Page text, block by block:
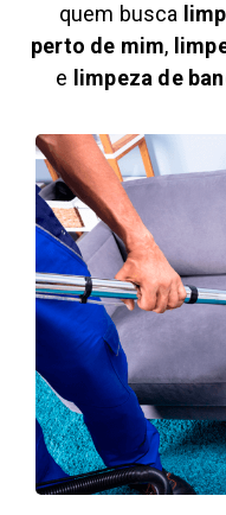
quem busca
perto de mim,
e limpeza de